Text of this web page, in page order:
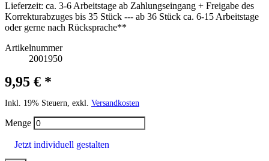
Lieferzeit: ca. 3-6 Arbeitstage ab Zahlungseingang + Freigabe des
Korrekturabzuges bis 35 Stück --- ab 36 Stück ca. 6-15 Arbeitstage
oder gerne nach Rücksprache**
Artikelnummer
2001950
9,95 € *
Inkl. 19% Steuern, exkl. Versandkosten
Menge
Jetzt individuell gestalten